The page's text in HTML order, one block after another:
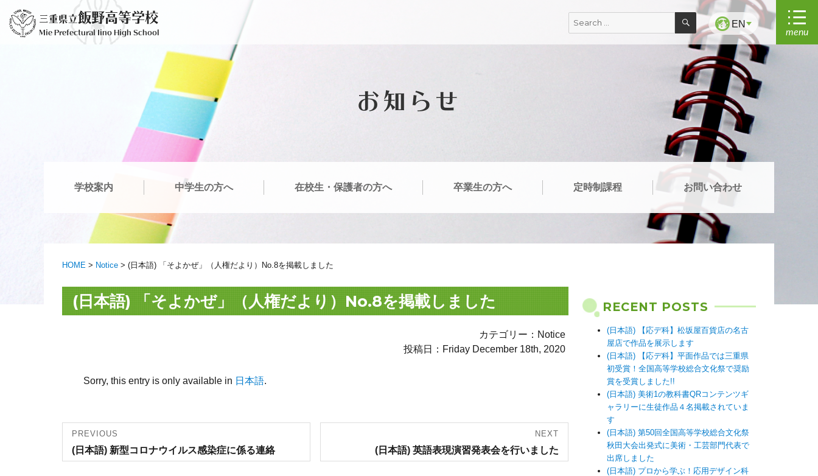
content
三重県立飯野高等学校
Mie Prefectural Iino High School
Search
for:
SEARCH
EN
menu
お知らせ
学校案内 中学生の方へ 在校生・保護者の方へ 卒業生の方へ 定時制課程 お問い合わせ
HOME > Notice > (日本語) 「そよかぜ」（人権だより）No.8を掲載しました
(日本語) 「そよかぜ」（人権だより）No.8を掲載しました
カテゴリー：Notice
投稿日：Friday December 18th, 2020
Sorry, this entry is only available in 日本語.
Post
navigation
PREVIOUS
Previous
post:
(日本語) 新型コロナウイルス感染症に係る連絡
NEXT
(日本語) 英語表現演習発表会を行いました
RECENT POSTS
(日本語) 【応デ科】松坂屋百貨店の名古
屋店で作品を展示します
(日本語) 【応デ科】平面作品では三重県
初受賞！全国高等学校総合文化祭で奨励
賞を受賞しました!!
(日本語) 美術1の教科書QRコンテンツギ
ャラリーに生徒作品４名掲載されていま
す
(日本語) 第50回全国高等学校総合文化祭
秋田大会出発式に美術・工芸部門代表で
出席しました
(日本語) プロから学ぶ！応用デザイン科